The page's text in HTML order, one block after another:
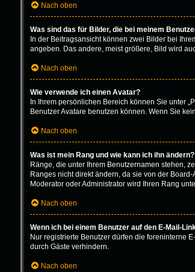
Nach oben
Was sind das für Bilder, die bei meinem
In der Beitragsansicht können zwei Bilder bei
angeben. Das andere, meist größere, Bild wird
Nach oben
Wie verwende ich einen Avatar?
In Ihrem persönlichen Bereich können Sie unter
Benutzer Avatare benutzen können. Wenn Sie
Nach oben
Was ist mein Rang und wie kann ich ihn ändern?
Ränge, die unter Ihrem Benutzernamen stehen,
Ranges nicht direkt ändern, da sie von der
Moderator oder Administrator wird Ihren Rang
Nach oben
Wenn ich bei einem Benutzer auf den E-Mail-
Nur registrierte Benutzer dürfen die foreninterne
durch Gäste verhindern.
Nach oben